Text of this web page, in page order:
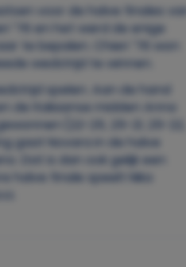
voor de halve finales van
‘76 en het werd de enige
te bepalen. Chieri ’76 won
wedstrijd te winnen.
spelen. Aan de hand
de Italiaanse midden Anna
(22-25, 25-21, 25-22,
gaat Novara in de halve
Dat is dan ook gelijk een
halve finale speelt Nika